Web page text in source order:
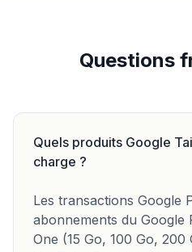
Questions
Quels produits Google
charge ?
Les transactions Google
abonnements du Google
One (15 Go, 100 Go,